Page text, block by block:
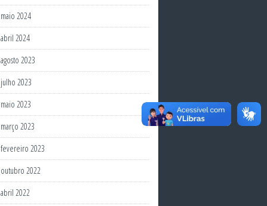
maio 2024
abril 2024
agosto 2023
julho 2023
maio 2023
março 2023
fevereiro 2023
outubro 2022
abril 2022